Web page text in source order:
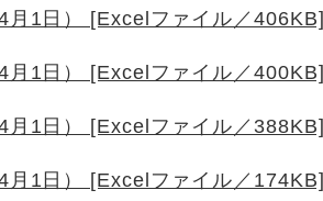
月1日） [Excelファイル／406KB]
月1日） [Excelファイル／400KB]
月1日） [Excelファイル／388KB]
月1日） [Excelファイル／174KB]